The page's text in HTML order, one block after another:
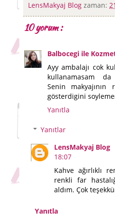
LensMakyaj Blog zaman:
10 yorum :
Balbocegi ile
Ayy ambalajı cok
kullanamasam
Senin
gösterdigini
Yanıtla
Yanıtlar
LensMakyaj Blog
18:07
Kahve ağırlıklı
renkli far
aldım. Çok
Yanıtla